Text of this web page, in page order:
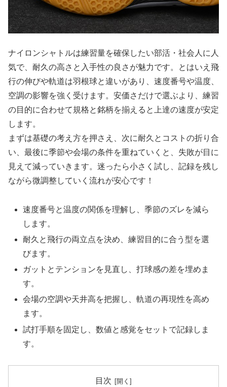
ナイロンシャトルは練習量を確保したい部活・社会人に人
気で、耐久の高さと入手性の良さが魅力です。とはいえ飛
行の伸びや軌道は羽根球と違いがあり、速度番号や温度、
空調の影響を強く受けます。安価さだけで選ぶより、練習
の目的に合わせて規格と銘柄を揃えると上達の速度が安定
します。
まずは基礎の考え方を押さえ、次に耐久とコストの折り合
い、最後に季節や会場の条件を重ねていくと、失敗が目に
見えて減っていきます。迷ったら小さく試し、記録を残し
ながら微調整していく流れが安心です！
速度番号と温度の関係を理解し、季節のズレを減ら
します。
耐久と飛行の両立点を決め、練習目的に合う型を選
びます。
ガットとテンションを見直し、打球感の差を埋めま
す。
会場の空調や天井高を把握し、軌道の再現性を高め
ます。
試打手順を固定し、数値と感覚をセットで記録しま
す。
目次